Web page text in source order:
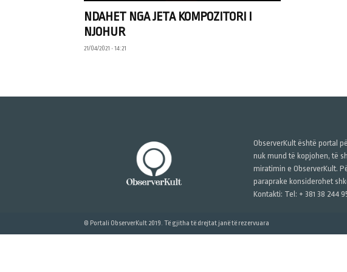
NDAHET NGA JETA KOMPOZITORI I
NJOHUR
21/04/2021 • 14:21
ObserverKult është portal
nuk mund të kopjohen, të
miratimin e ObserverKult.
paraprake konsiderohet
Kontakti: Tel: + 381 38 244
© Portali ObserverKult 2019. Të gjitha të drejtat janë të rezervuara